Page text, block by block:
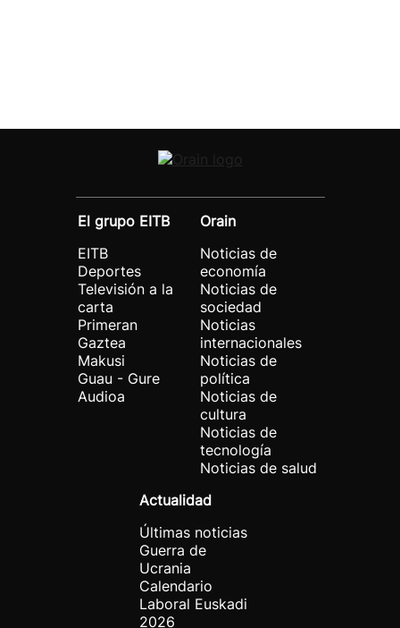
El grupo EITB
EITB
Deportes
Televisión a la
carta
Primeran
Gaztea
Makusi
Guau - Gure
Audioa
Orain
Noticias de
economía
Noticias de
sociedad
Noticias
internacionales
Noticias de
política
Noticias de
cultura
Noticias de
tecnología
Noticias de salud
Actualidad
Últimas noticias
Guerra de
Ucrania
Calendario
Laboral Euskadi
2026